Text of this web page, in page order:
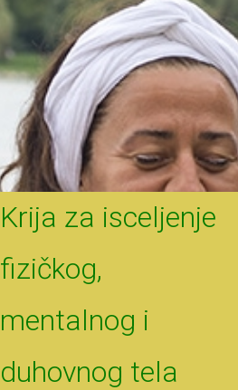
Krija za isceljenje
fizičkog,
mentalnog i
duhovnog tela